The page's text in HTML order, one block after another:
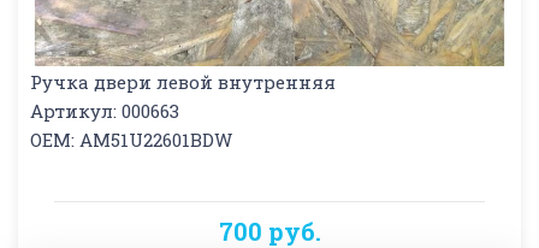
Ручка двери левой внутренняя
Артикул: 000663
OEM: AM51U22601BDW
700 руб.